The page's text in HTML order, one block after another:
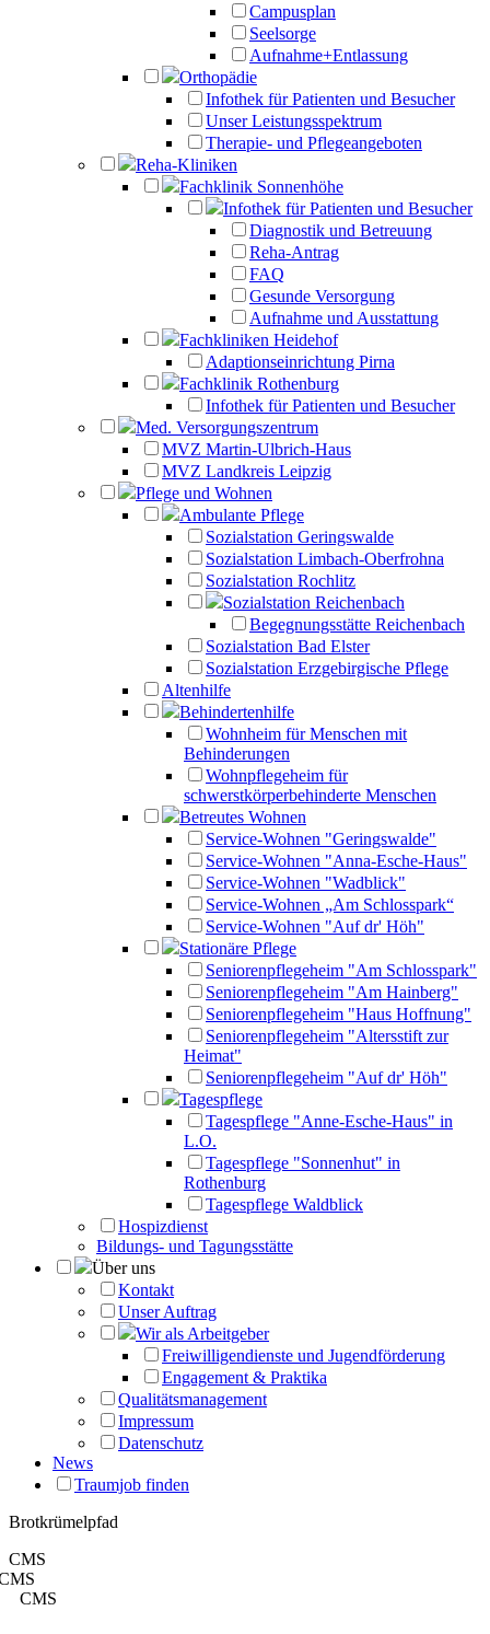
Campusplan
Seelsorge
Aufnahme+Entlassung
Orthopädie
Infothek für Patienten und Besucher
Unser Leistungsspektrum
Therapie- und Pflegeangeboten
Reha-Kliniken
Fachklinik Sonnenhöhe
Infothek für Patienten und Besucher
Diagnostik und Betreuung
Reha-Antrag
FAQ
Gesunde Versorgung
Aufnahme und Ausstattung
Fachkliniken Heidehof
Adaptionseinrichtung Pirna
Fachklinik Rothenburg
Infothek für Patienten und Besucher
Med. Versorgungszentrum
MVZ Martin-Ulbrich-Haus
MVZ Landkreis Leipzig
Pflege und Wohnen
Ambulante Pflege
Sozialstation Geringswalde
Sozialstation Limbach-Oberfrohna
Sozialstation Rochlitz
Sozialstation Reichenbach
Begegnungsstätte Reichenbach
Sozialstation Bad Elster
Sozialstation Erzgebirgische Pflege
Altenhilfe
Behindertenhilfe
Wohnheim für Menschen mit
Behinderungen
Wohnpflegeheim für
schwerstkörperbehinderte Menschen
Betreutes Wohnen
Service-Wohnen "Geringswalde"
Service-Wohnen "Anna-Esche-Haus"
Service-Wohnen "Wadblick"
Service-Wohnen „Am Schlosspark“
Service-Wohnen "Auf dr' Höh"
Stationäre Pflege
Seniorenpflegeheim "Am Schlosspark"
Seniorenpflegeheim "Am Hainberg"
Seniorenpflegeheim "Haus Hoffnung"
Seniorenpflegeheim "Altersstift zur
Heimat"
Seniorenpflegeheim "Auf dr' Höh"
Tagespflege
Tagespflege "Anne-Esche-Haus" in
L.O.
Tagespflege "Sonnenhut" in
Rothenburg
Tagespflege Waldblick
Hospizdienst
Bildungs- und Tagungsstätte
Über uns
Kontakt
Unser Auftrag
Wir als Arbeitgeber
Freiwilligendienste und Jugendförderung
Engagement & Praktika
Qualitätsmanagement
Impressum
Datenschutz
News
Traumjob finden
Brotkrümelpfad
CMS
CMS